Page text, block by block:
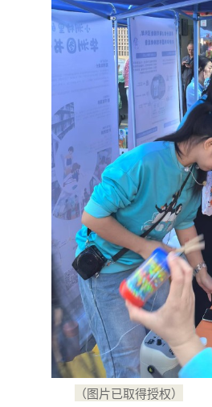
（图片已取得授权）